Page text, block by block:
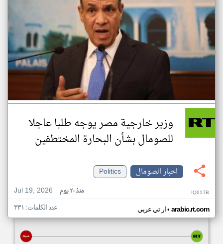
وزير خارجية مصر يوجه طلبا عاجلا
للصومال بشأن البحارة المختطفين
اخبار الصومال
Politics
Jul 19, 2026
منذ ٢٠ يوم IQ61TB
ار تي عربي• arabic.rt.com عدد الكلمات: ٣٣١